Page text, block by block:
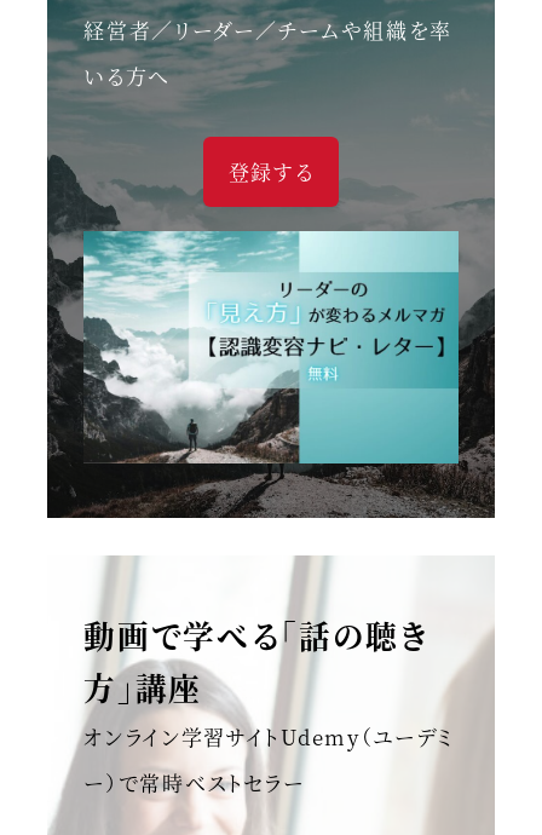
経営者／リーダー／チームや組織を率
いる方へ
登録する
動画で学べる「話の聴き
方」講座
オンライン学習サイトUdemy（ユーデミ
ー）で常時ベストセラー